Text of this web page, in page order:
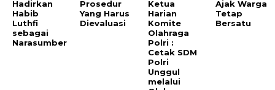
Hadirkan
Habib
Luthfi
sebagai
Narasumber
Prosedur
Yang Harus
Dievaluasi
Ketua
Harian
Komite
Olahraga
Polri :
Cetak SDM
Polri
Unggul
melalui
Ajak Warga
Tetap
Bersatu